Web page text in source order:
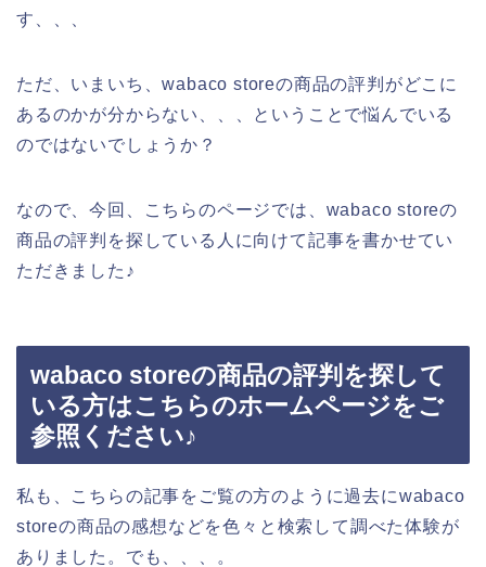
す、、、
ただ、いまいち、wabaco storeの商品の評判がどこに
あるのかが分からない、、、ということで悩んでいる
のではないでしょうか？
なので、今回、こちらのページでは、wabaco storeの
商品の評判を探している人に向けて記事を書かせてい
ただきました♪
wabaco storeの商品の評判を探して
いる方はこちらのホームページをご
参照ください♪
私も、こちらの記事をご覧の方のように過去にwabaco
storeの商品の感想などを色々と検索して調べた体験が
ありました。でも、、、。